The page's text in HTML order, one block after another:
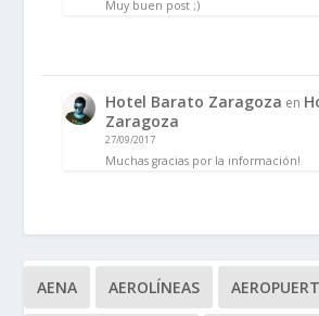
Muy buen post ;)
Hotel Barato Zaragoza en
Zaragoza
27/09/2017
Muchas gracias por la información!
AENA AEROLÍNEAS